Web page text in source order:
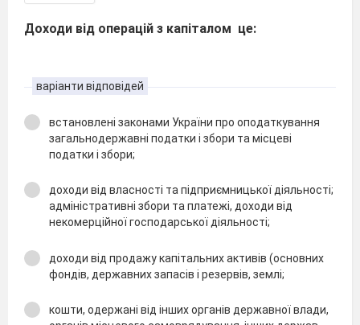
Доходи від операцій з капіталом це:
варіанти відповідей
встановлені законами України про оподаткування
загальнодержавні податки і збори та місцеві
податки і збори;
доходи від власності та підприємницької діяльності;
адміністративні збори та платежі, доходи від
некомерційної господарської діяльності;
доходи від продажу капітальних активів (основних
фондів, державних запасів і резервів, землі;
кошти, одержані від інших органів державної влади,